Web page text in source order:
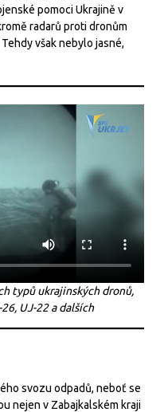
pomoci Ukrajině v
radarů proti dronům
však nebylo jasné,
typů ukrajinských dronů,
UJ-22 a dalších
svozu odpadů, neboť se
nejen v Zabajkalském kraji